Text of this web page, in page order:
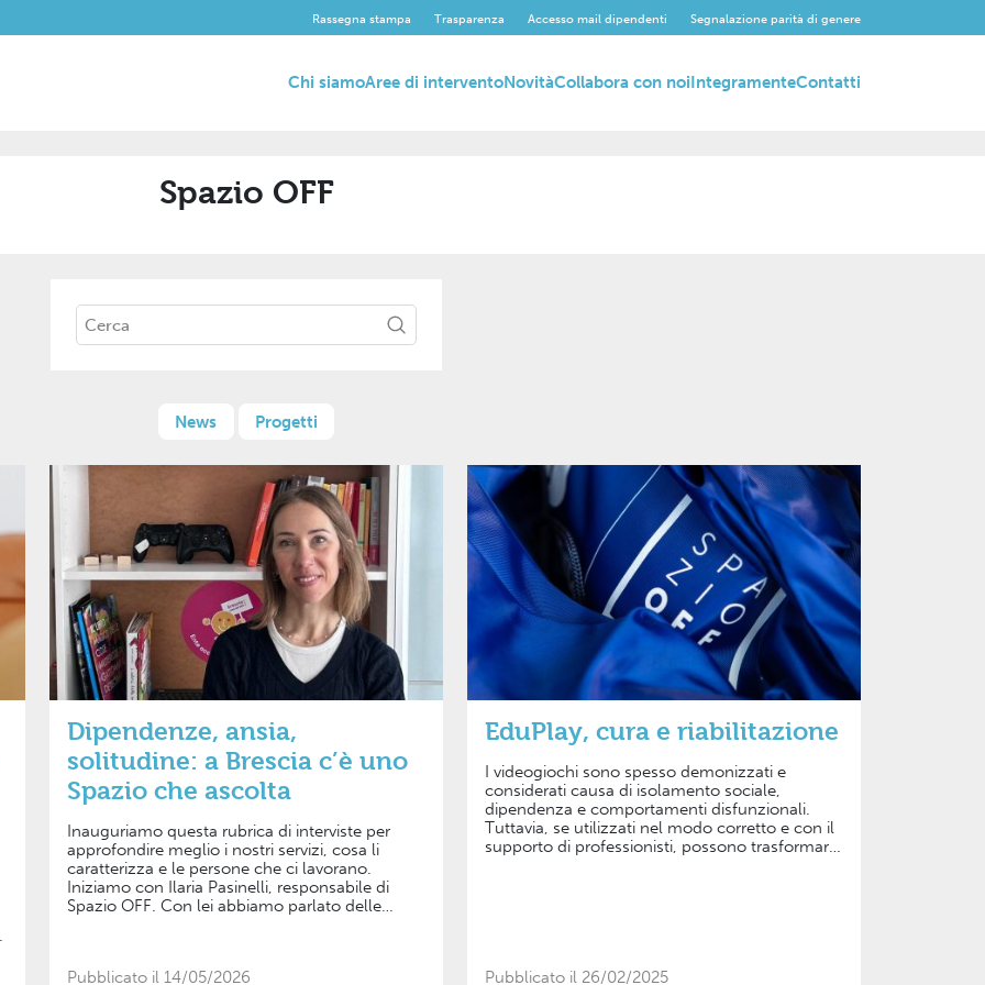
Rassegna stampa Trasparenza Accesso mail dipendenti Segnalazione parità di genere
Chi siamoAree di interventoNovitàCollabora con noiIntegramenteContatti
Spazio OFF
News Progetti
Dipendenze, ansia,
solitudine: a Brescia c’è uno
Spazio che ascolta
Inauguriamo questa rubrica di interviste per
approfondire meglio i nostri servizi, cosa li
caratterizza e le persone che ci lavorano.
Iniziamo con Ilaria Pasinelli, responsabile di
Spazio OFF. Con lei abbiamo parlato delle
quale bisogno è nato? Spazio OFF è un centro
Pubblicato il 14/05/2026
EduPlay, cura e riabilitazione
I videogiochi sono spesso demonizzati e
considerati causa di isolamento sociale,
dipendenza e comportamenti disfunzionali.
Tuttavia, se utilizzati nel modo corretto e con il
supporto di professionisti, possono trasformarsi
aspetti relazionali che possono causare disagio.
Pubblicato il 26/02/2025